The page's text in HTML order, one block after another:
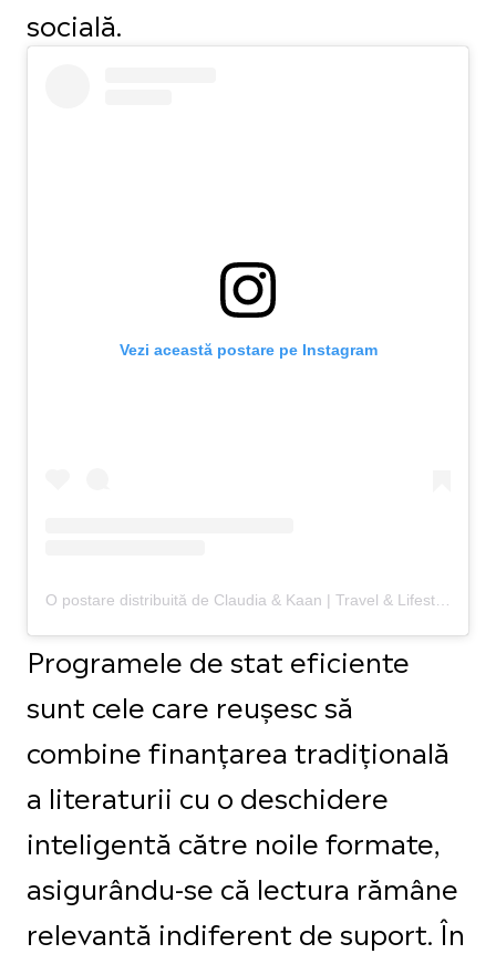
socială.
Vezi această postare pe Instagram
Programele de stat eficiente
sunt cele care reușesc să
combine finanțarea tradițională
a literaturii cu o deschidere
inteligentă către noile formate,
asigurându-se că lectura rămâne
relevantă indiferent de suport. În